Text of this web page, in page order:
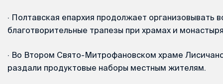
· Полтавская епархия продолжает организовывать
благотворительные трапезы при храмах и
· Во Втором Свято-Митрофановском храме
раздали продуктовые наборы местным жителям.